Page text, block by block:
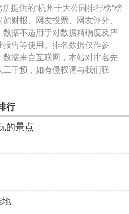
提供的“杭州十大公园排行榜”榜
财报、网友投票、网友评分、
据不适用于对数据精确度及严
告等使用。排名数据仅作参
据来自互联网，本站对排名先
干预，如有侵权请与我们联
行
的景点
地